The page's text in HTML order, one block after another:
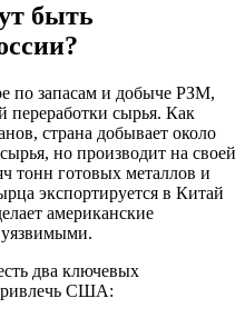
быть
по запасам и добыче РЗМ,
сырья. Как
страна добывает около
но производит на своей
тонн готовых металлов и
экспортируется в Китай
американские
два ключевых
США: